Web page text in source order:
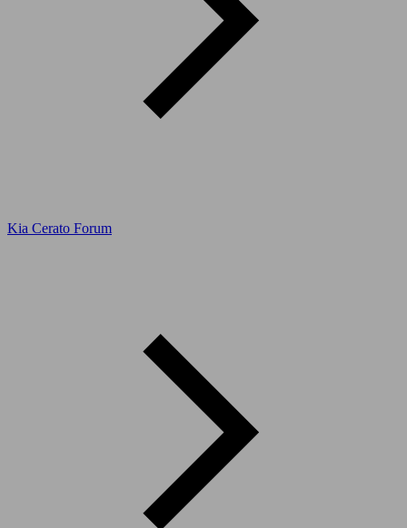
Kia Cerato Forum